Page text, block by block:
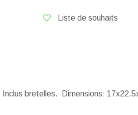
Liste de souhaits
bretelles. Dimensions: